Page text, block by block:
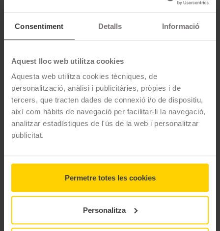
Consentiment Detalls Informació
Aquest lloc web utilitza cookies
Aquesta web utilitza cookies tècniques, de
personalització, anàlisi i publicitàries, pròpies i de
tercers, que tracten dades de connexió i/o de dispositiu,
així com hàbits de navegació per facilitar-li la navegació,
analitzar estadístiques de l'ús de la web i personalitzar
publicitat.
Permetre totes les cookies
Personalitza
DESCRIPCIÓ CONTINENTAL ECOCONTACT 6 -
El Continental EcoContact 6 és un pneumàtic ideal per a una
velocitats vertiginoses, aquest pneumàtic et permet un confort
sense límits en qualsevol situació.
CARACTERÍSTIQUES TÈCNIQUES
Model
ECOCONTACT 6
175/65 R15 84 H
Estació
Estiu